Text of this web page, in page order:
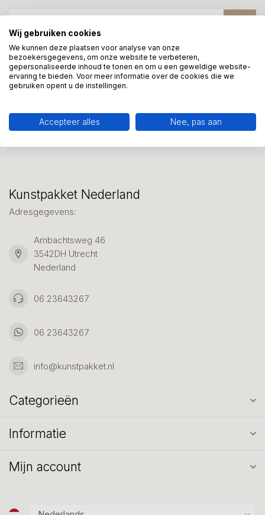
Meer informatie?
We helpen graag met uw keuze of geven advies, bel of app
Kunstpakket Nederland
Adresgegevens:
Ambachtsweg 46
3542DH Utrecht
Nederland
06 23643267
06 23643267
info@kunstpakket.nl
Categorieën
Informatie
Mijn account
Wij gebruiken cookies
We kunnen deze plaatsen voor analyse van onze
bezoekersgegevens, om onze website te verbeteren,
gepersonaliseerde inhoud te tonen en om u een geweldige website-
ervaring te bieden. Voor meer informatie over de cookies die we
gebruiken opent u de instellingen.
Accepteer alles Nee, pas aan